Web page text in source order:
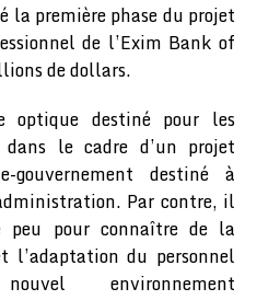
la première phase du projet
de l’Exim Bank of
de dollars.
optique destiné pour les
le cadre d’un projet
gouvernement destiné à
Par contre, il
peu pour connaître de la
l’adaptation du personnel
environnement